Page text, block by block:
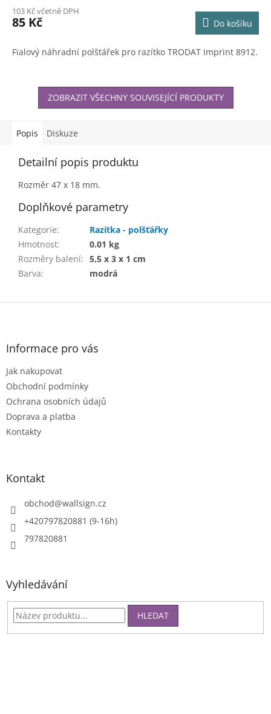
103 Kč včetně DPH
85 Kč Do košíku
Fialový náhradní polštářek pro razítko TRODAT Imprint 8912.
ZOBRAZIT VŠECHNY SOUVISEJÍCÍ PRODUKTY
Popis Diskuze
Detailní popis produktu
Rozměr 47 x 18 mm.
Doplňkové parametry
Kategorie:
Razítka - polšťářky
Hmotnost:
0.01 kg
Rozměry balení: 5,5 x 3 x 1 cm
Barva: modrá
Z
Informace pro vás
Jak nakupovat
Obchodní podmínky
Ochrana osobních údajů
Doprava a platba
Kontakty
Kontakt
obchod@wallsign.cz
+420797820881 (9-16h)
797820881
Vyhledávání
HLEDAT